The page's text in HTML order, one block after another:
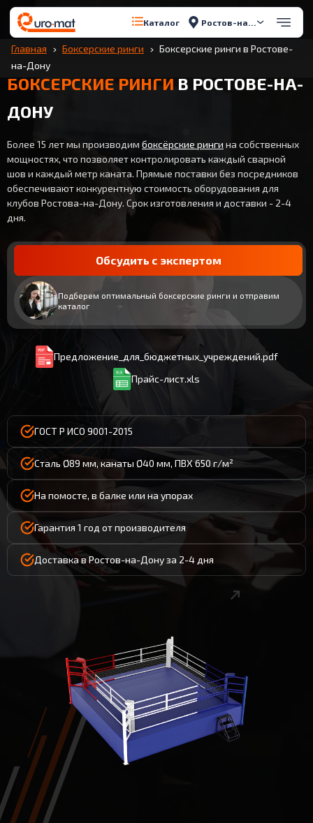
Каталог Ростов-на-Дону
Главная Боксерские ринги
Боксерские ринги в Ростове-
на-Дону
БОКСЕРСКИЕ РИНГИ В РОСТОВЕ-НА-
ДОНУ
Более 15 лет мы производим боксёрские ринги на собственных
мощностях, что позволяет контролировать каждый сварной
шов и каждый метр каната. Прямые поставки без посредников
обеспечивают конкурентную стоимость оборудования для
клубов Ростова-на-Дону. Срок изготовления и доставки - 2-4
дня.
Обсудить с экспертом
Подберем оптимальный боксерские ринги и отправим
каталог
Предложение_для_бюджетных_учреждений.pdf
Прайс-лист.xls
ГОСТ Р ИСО 9001-2015
Сталь Ø89 мм, канаты Ø40 мм, ПВХ 650 г/м²
На помосте, в балке или на упорах
Гарантия 1 год от производителя
Доставка в Ростов-на-Дону за 2-4 дня